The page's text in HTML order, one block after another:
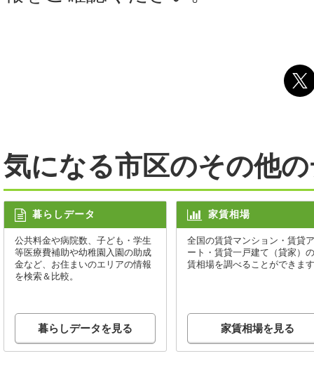
気になる市区のその他
暮らしデータ
公共料金や病院数、子ども・学生
等医療費補助や幼稚園入園の助成
金など、お住まいのエリアの情報
を検索＆比較。
暮らしデータを見る
家賃相場
全国の賃貸マンション・賃貸
ート・賃貸一戸建て（貸家）
賃相場を調べることができま
家賃相場を見る